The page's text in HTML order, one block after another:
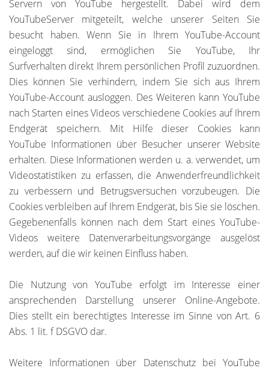
Servern von YouTube hergestellt. Dabei wird dem
YouTubeServer mitgeteilt, welche unserer Seiten Sie
besucht haben. Wenn Sie in Ihrem YouTube-Account
eingeloggt sind, ermöglichen Sie YouTube, Ihr
Surfverhalten direkt Ihrem persönlichen Profil zuzuordnen.
Dies können Sie verhindern, indem Sie sich aus Ihrem
YouTube-Account ausloggen. Des Weiteren kann YouTube
nach Starten eines Videos verschiedene Cookies auf Ihrem
Endgerät speichern. Mit Hilfe dieser Cookies kann
YouTube Informationen über Besucher unserer Website
erhalten. Diese Informationen werden u. a. verwendet, um
Videostatistiken zu erfassen, die Anwenderfreundlichkeit
zu verbessern und Betrugsversuchen vorzubeugen. Die
Cookies verbleiben auf Ihrem Endgerät, bis Sie sie löschen.
Gegebenenfalls können nach dem Start eines YouTube-
Videos weitere Datenverarbeitungsvorgänge ausgelöst
werden, auf die wir keinen Einfluss haben.
Die Nutzung von YouTube erfolgt im Interesse einer
ansprechenden Darstellung unserer Online-Angebote.
Dies stellt ein berechtigtes Interesse im Sinne von Art. 6
Abs. 1 lit. f DSGVO dar.
Weitere Informationen über Datenschutz bei YouTube